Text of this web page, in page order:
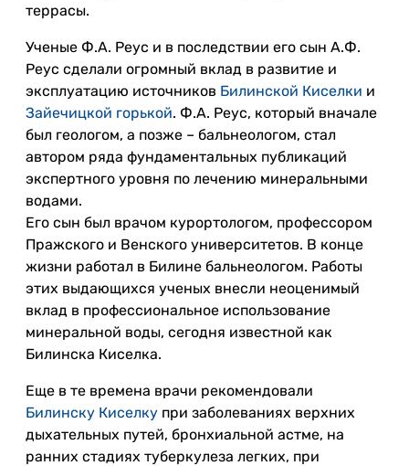
террасы.
Ученые Ф.А. Реус и в последствии его сын А.Ф.
Реус сделали огромный вклад в развитие и
эксплуатацию источников Билинской Киселки и
Зайечицкой горькой. Ф.А. Реус, который вначале
был геологом, а позже – бальнеологом, стал
автором ряда фундаментальных публикаций
экспертного уровня по лечению минеральными
водами.
Его сын был врачом курортологом, профессором
Пражского и Венского университетов. В конце
жизни работал в Билине бальнеологом. Работы
этих выдающихся ученых внесли неоценимый
вклад в профессиональное использование
минеральной воды, сегодня известной как
Билинска Киселка.
Еще в те времена врачи рекомендовали
Билинску Киселку при заболеваниях верхних
дыхательных путей, бронхиальной астме, на
ранних стадиях туберкулеза легких, при